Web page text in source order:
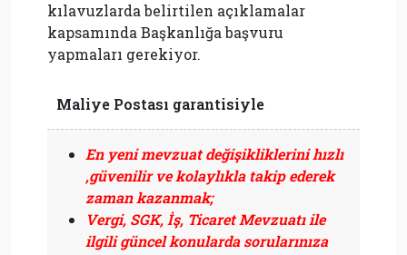
kılavuzlarda belirtilen açıklamalar
kapsamında Başkanlığa başvuru
yapmaları gerekiyor.
Maliye Postası garantisiyle
En yeni mevzuat değişikliklerini hızlı
,güvenilir ve kolaylıkla takip ederek
zaman kazanmak;
Vergi, SGK, İş, Ticaret Mevzuatı ile
ilgili güncel konularda sorularınıza